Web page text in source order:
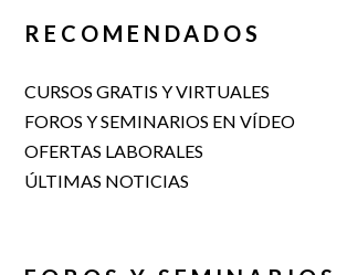
RECOMENDADOS
CURSOS GRATIS Y VIRTUALES
FOROS Y SEMINARIOS EN VÍDEO
OFERTAS LABORALES
ÚLTIMAS NOTICIAS